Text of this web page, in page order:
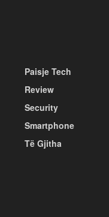
Paisje Tech
Review
Security
Smartphone
Të Gjitha